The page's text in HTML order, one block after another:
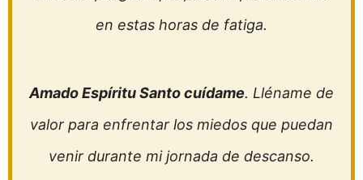
en estas horas de fatiga.
Amado Espíritu Santo cuídame. Lléname de
valor para enfrentar los miedos que puedan
venir durante mi jornada de descanso.